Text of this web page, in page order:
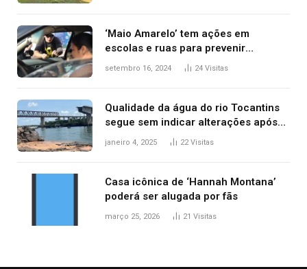
‘Maio Amarelo’ tem ações em
escolas e ruas para prevenir
acidentes no trânsito no AP
setembro 16, 2024 24 Visitas
Qualidade da água do rio Tocantins
segue sem indicar alterações após
desabamento da ponte entre MA e
janeiro 4, 2025 22Visitas
Casa icônica de ‘Hannah Montana’
poderá ser alugada por fãs
março 25, 2026 21 Visitas